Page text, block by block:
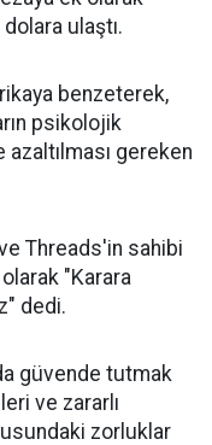
ulaştı.
benzeterek,
psikolojik
azaltılması gereken
Threads'in sahibi
"Karara
dedi.
güvende tutmak
ve zararlı
zorluklar